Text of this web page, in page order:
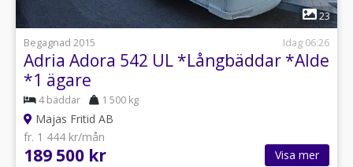
1
23
Begagnad 2015
Idag 06:26
Adria Adora 542 UL *Långbäddar *Alde
*1 ägare
4 bäddar 1 500 kg
Majas Fritid AB
fr. 1 444 kr/mån
189 500 kr Visa mer